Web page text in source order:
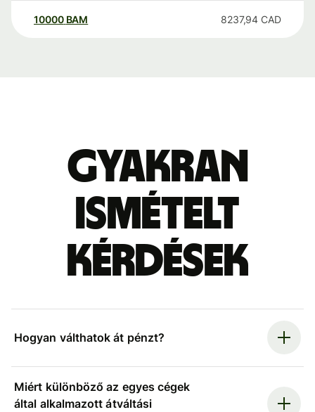
10000 BAM 8237,94 CAD
Gyakran
ismételt
kérdések
Hogyan válthatok át pénzt?
Miért különböző az egyes cégek
által alkalmazott átváltási